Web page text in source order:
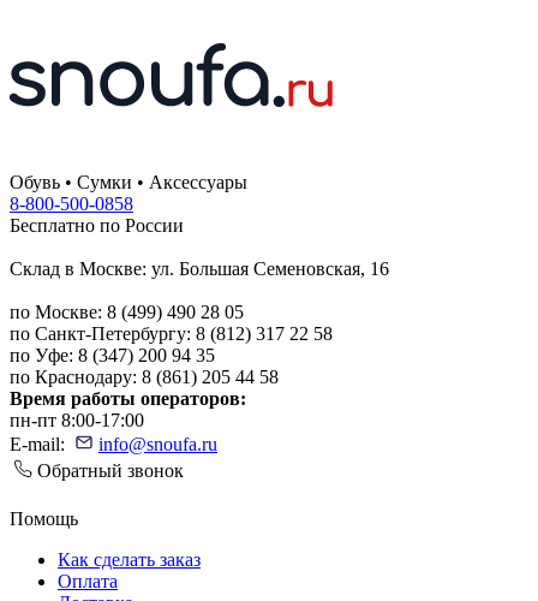
Обувь • Сумки • Аксессуары
8-800-500-0858
Бесплатно по России
Склад в Москве: ул. Большая Семеновская, 16
по Москве: 8 (499) 490 28 05
по Санкт-Петербургу: 8 (812) 317 22 58
по Уфе: 8 (347) 200 94 35
по Краснодару: 8 (861) 205 44 58
Время работы операторов:
пн-пт 8:00-17:00
E-mail:
info@snoufa.ru
Обратный звонок
Помощь
Как сделать заказ
Оплата